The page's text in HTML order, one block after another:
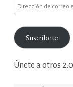
Dirección
correo
electrónico
Suscríbete
Únete a otros